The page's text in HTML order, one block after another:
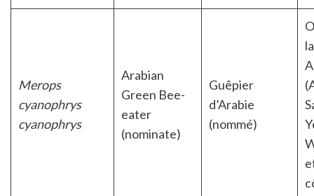
Merops
cyanophrys
cyanophrys
Arabian
Green Bee-
eater
(nominate)
Guêpier
d’Arabie
(nommé)